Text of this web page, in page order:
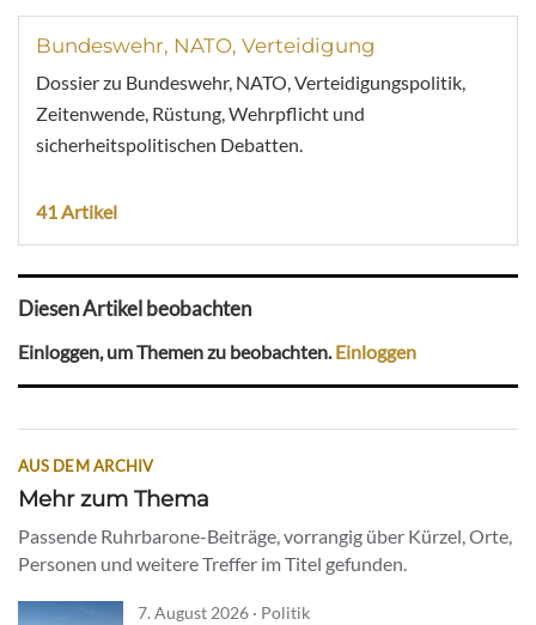
Bundeswehr, NATO, Verteidigung
Dossier zu Bundeswehr, NATO, Verteidigungspolitik,
Zeitenwende, Rüstung, Wehrpflicht und
sicherheitspolitischen Debatten.
41 Artikel
Diesen Artikel beobachten
Einloggen, um Themen zu beobachten.Einloggen
AUS DEM ARCHIV
Mehr zum Thema
Passende Ruhrbarone-Beiträge, vorrangig über Kürzel, Orte,
Personen und weitere Treffer im Titel gefunden.
7. August 2026 · Politik